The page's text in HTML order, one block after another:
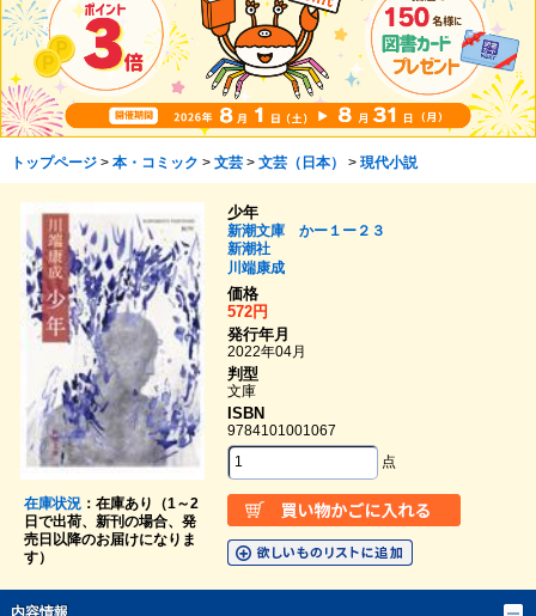
トップページ> 本・コミック > 文芸> 文芸（日本） > 現代小説
在庫状況：在庫あり（1～2
日で出荷、新刊の場合、発
売日以降のお届けになりま
す）
少年
新潮文庫 かー１ー２３
新潮社
川端康成
価格
572円
発行年月
2022年04月
判型
文庫
ISBN
9784101001067
点
内容情報